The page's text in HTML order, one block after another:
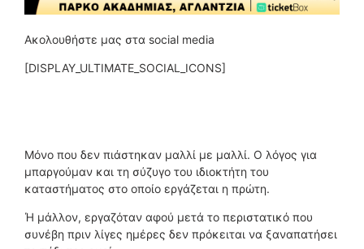
Ακολουθήστε μας στα social media
[DISPLAY_ULTIMATE_SOCIAL_ICONS]
Μόνο που δεν πιάστηκαν μαλλί με μαλλί. Ο λόγος για
μπαργούμαν και τη σύζυγο του ιδιοκτήτη του
καταστήματος στο οποίο εργάζεται η πρώτη.
Ή μάλλον, εργαζόταν αφού μετά το περιστατικό που
συνέβη πριν λίγες ημέρες δεν πρόκειται να ξαναπατήσει